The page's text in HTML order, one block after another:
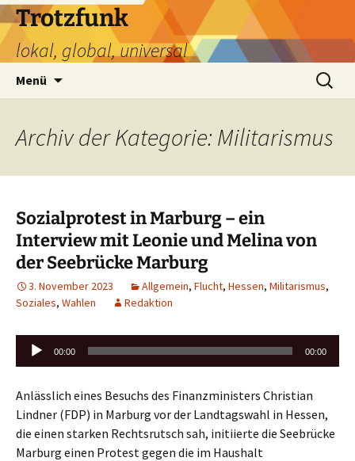
Zum
Inhalt
springen
Trotzfunk
lokal, global, universal
Menü
Suchen
nach:
Archiv der Kategorie: Militarismus
Sozialprotest in Marburg – ein
Interview mit Leonie und Melina von
der Seebrücke Marburg
3. November 2023 Allgemein, Flucht, Hessen, Militarismus,
Soziales, Wahlen Redaktion
Audio-
Player
00:00 00:00
Anlässlich eines Besuchs des Finanzministers Christian
Lindner (FDP) in Marburg vor der Landtagswahl in Hessen,
die einen starken Rechtsrutsch sah, initiierte die Seebrücke
Marburg einen Protest gegen die im Haushalt